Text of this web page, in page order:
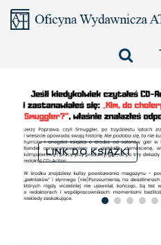
LINK DO KSIĄŻKI